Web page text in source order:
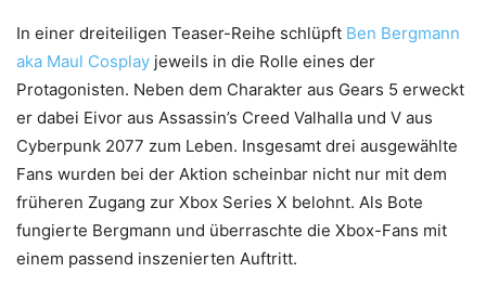
In einer dreiteiligen Teaser-Reihe schlüpft Ben Bergmann
aka Maul Cosplay jeweils in die Rolle eines der
Protagonisten. Neben dem Charakter aus Gears 5 erweckt
er dabei Eivor aus Assassin’s Creed Valhalla und V aus
Cyberpunk 2077 zum Leben. Insgesamt drei ausgewählte
Fans wurden bei der Aktion scheinbar nicht nur mit dem
früheren Zugang zur Xbox Series X belohnt. Als Bote
fungierte Bergmann und überraschte die Xbox-Fans mit
einem passend inszenierten Auftritt.